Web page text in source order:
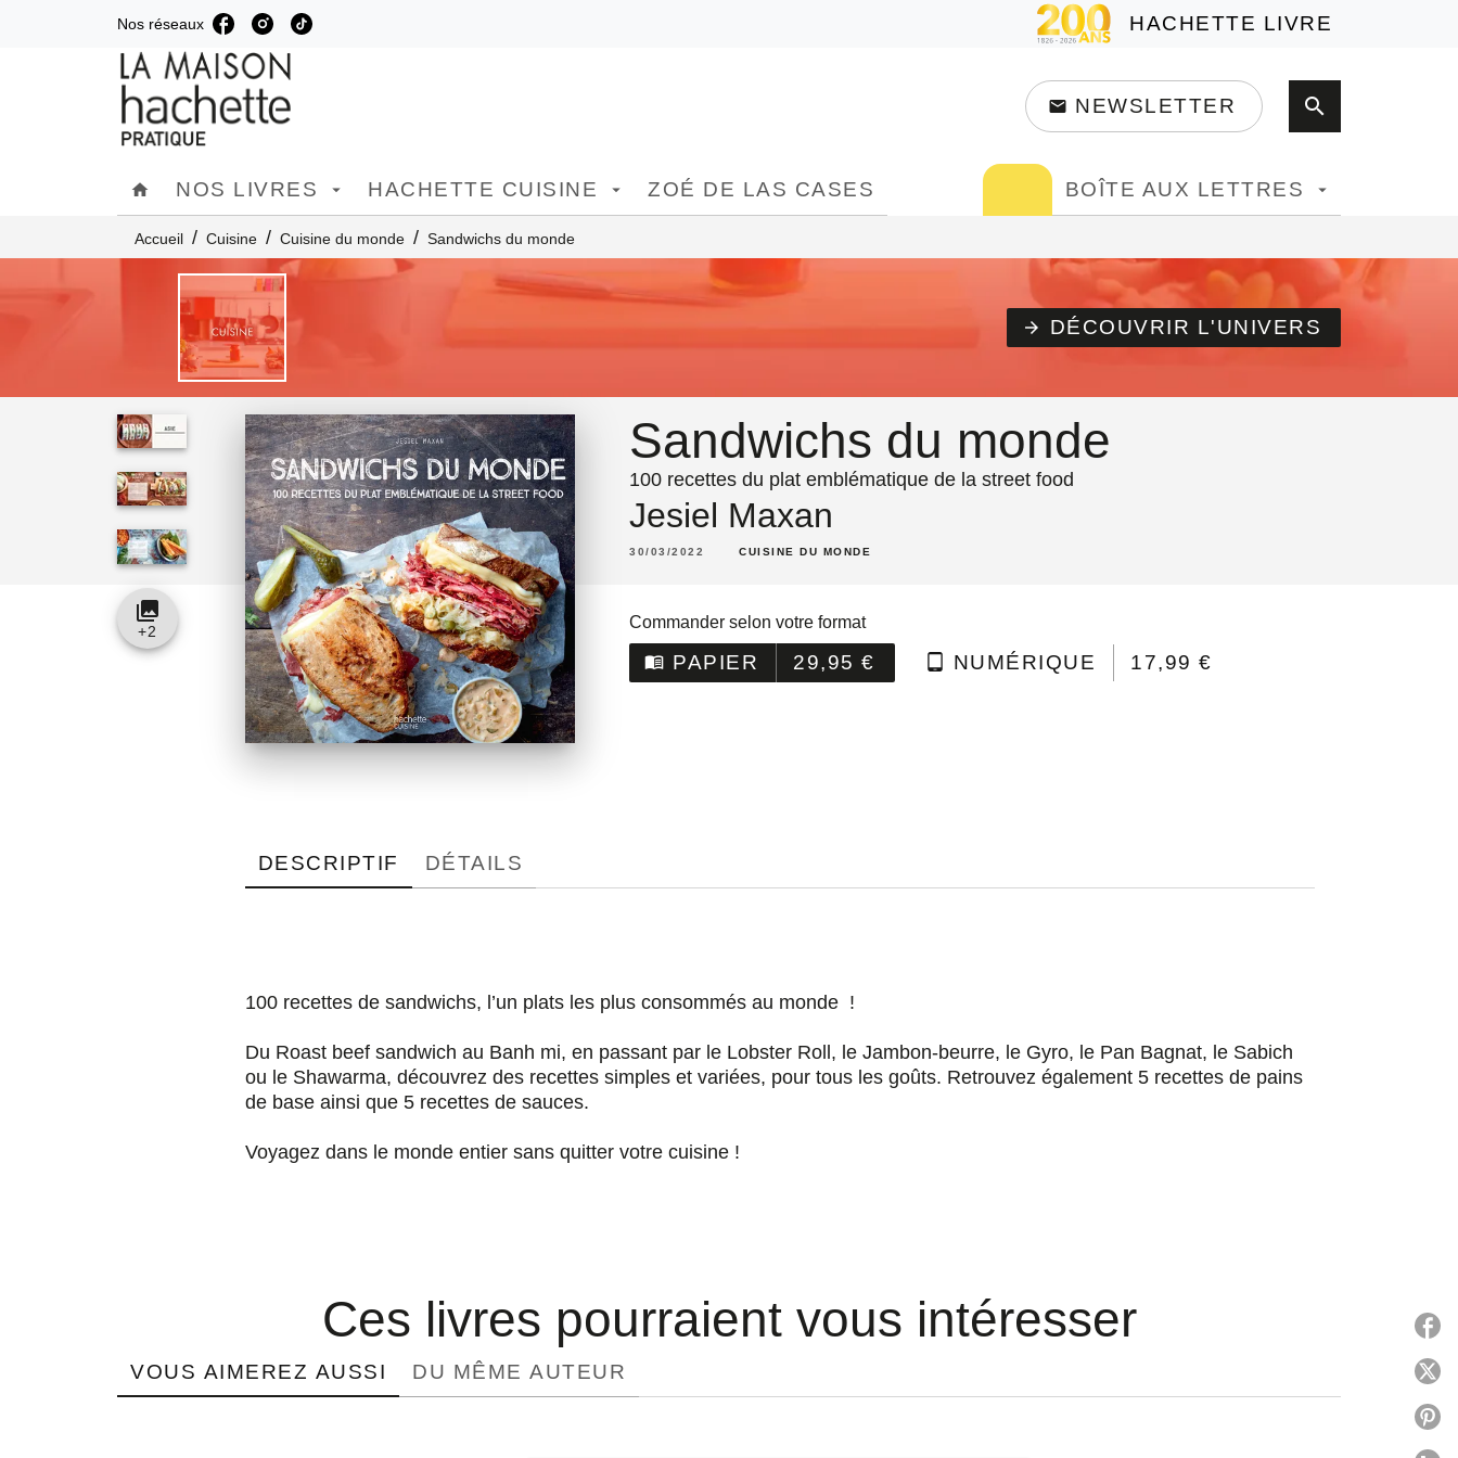
MENU RECHERCHE
Nos réseaux HACHETTE LIVRE
email NEWSLETTER search
home NOS LIVRES arrow_drop_down HACHETTE CUISINE arrow_drop_down ZOÉ DE LAS CASES BOÎTE AUX LETTRES arrow_drop_down
Accueil / Cuisine / Cuisine du monde / Sandwichs du monde
arrow_forward DÉCOUVRIR L'UNIVERS
Sandwichs du monde
100 recettes du plat emblématique de la street food
Jesiel Maxan
30/03/2022 CUISINE DU MONDE
Commander selon votre format
menu_book PAPIER 29,95 € tablet_android NUMÉRIQUE 17,99 €
collections
+2
DESCRIPTIF DÉTAILS
100 recettes de sandwichs, l’un plats les plus consommés au monde !
Du Roast beef sandwich au Banh mi, en passant par le Lobster Roll, le Jambon-beurre, le Gyro, le Pan Bagnat, le Sabich
ou le Shawarma, découvrez des recettes simples et variées, pour tous les goûts. Retrouvez également 5 recettes de pains
de base ainsi que 5 recettes de sauces.
Voyagez dans le monde entier sans quitter votre cuisine !
Ces livres pourraient vous intéresser
VOUS AIMEREZ AUSSI DU MÊME AUTEUR